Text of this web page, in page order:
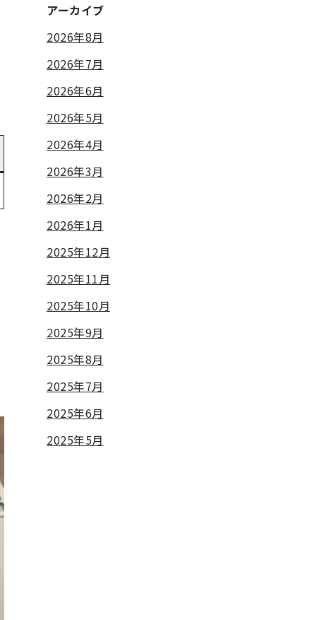
アーカイブ
2026年8月
2026年7月
2026年6月
2026年5月
2026年4月
2026年3月
2026年2月
2026年1月
2025年12月
2025年11月
2025年10月
2025年9月
2025年8月
2025年7月
2025年6月
2025年5月